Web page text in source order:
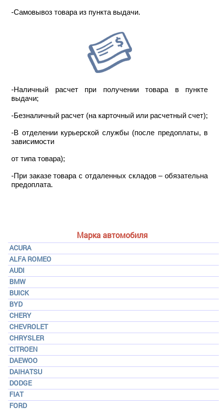
Марка автомобиля
ACURA
ALFA ROMEO
AUDI
BMW
BUICK
BYD
CHERY
CHEVROLET
CHRYSLER
CITROEN
DAEWOO
DAIHATSU
DODGE
FIAT
FORD
-Самовывоз товара из пункта выдачи.
-Наличный расчет при получении товара в пункте
выдачи;
-Безналичный расчет (на карточный или расчетный счет);
-В отделении курьерской службы (после предоплаты, в
зависимости
от типа товара);
-При заказе товара с отдаленных складов – обязательна
предоплата.